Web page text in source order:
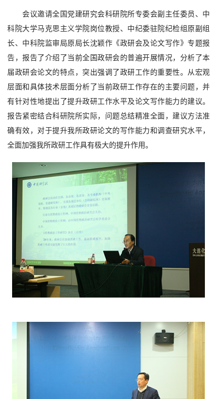
会议邀请全国党建研究会科研院所专委会副主任委员、中
科院大学马克思主义学院岗位教授、中纪委驻院纪检组原副组
长、中科院监审局原局长沈颖作《政研会及论文写作》专题报
告，报告了介绍了当前全国政研会的普遍开展情况，分析了本
届政研会论文的特点，突出强调了政研工作的重要性。从宏观
层面和具体技术层面分析了当前政研工作存在的主要问题，并
有针对性地提出了提升政研工作水平及论文写作能力的建议。
报告紧密结合科研院所实际，问题总结精准全面，建议方法准
确有效，对于提升我所政研论文的写作能力和调查研究水平，
全面加强我所政研工作具有极大的提升作用。